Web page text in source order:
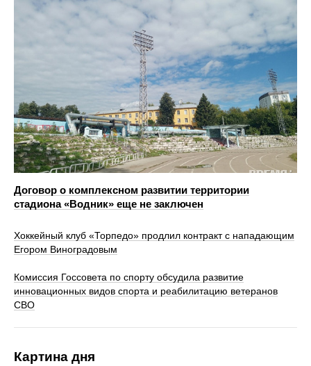
Договор о комплексном развитии территории
стадиона «Водник» еще не заключен
Хоккейный клуб «Торпедо» продлил контракт с нападающим
Егором Виноградовым
Комиссия Госсовета по спорту обсудила развитие
инновационных видов спорта и реабилитацию ветеранов
СВО
Картина дня